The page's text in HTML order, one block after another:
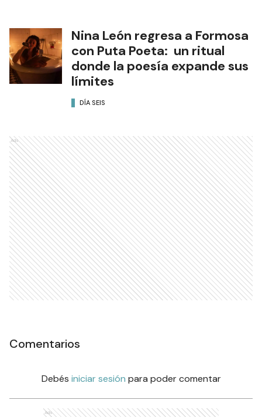
Nina León regresa a Formosa
con Puta Poeta: un ritual
donde la poesía expande sus
límites
DÍA SEIS
Ads
Comentarios
Debés iniciar sesión para poder comentar
Ads